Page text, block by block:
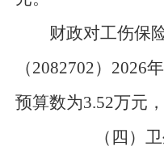
财政对工伤保
（2082702） 2026
预算数为3.52万元，
（四）